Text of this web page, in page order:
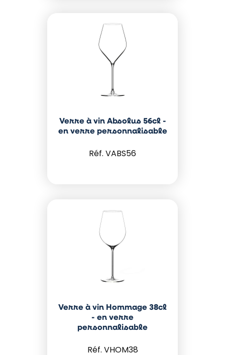
Verre à vin Absolus 56cl -
en verre personnalisable
VABS56
Verre à vin Hommage 38cl
- en verre
personnalisable
VHOM38